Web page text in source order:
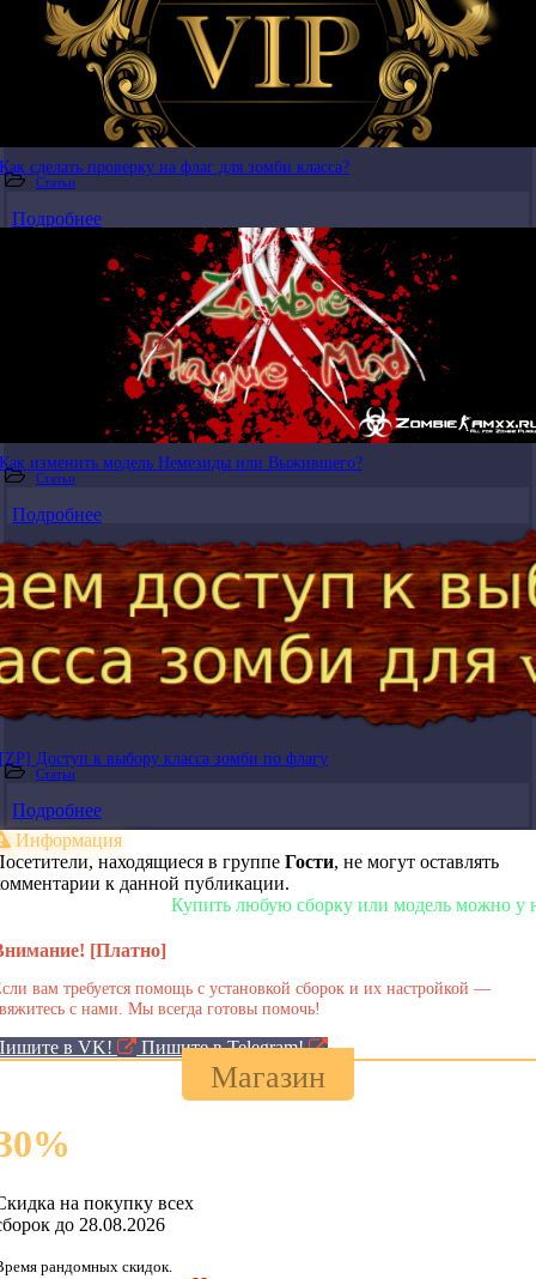
Как сделать проверку на флаг для зомби класса?
Статьи
Подробнее
Как изменить модель Немезиды или Выжившего?
Статьи
Подробнее
[ZP] Доступ к выбору класса зомби по флагу
Статьи
Подробнее
Информация
находящиеся в группе Гости, не могут оставлять
к данной публикации.
Купить любую сборку или модель можно у нас в
[Платно]
вам требуется помощь с установкой сборок и их настройкой —
с нами. Мы всегда готовы помочь!
в VK! Пишите в Telegram!
Магазин
%
на покупку всех
до 28.08.2026
рандомных скидок.